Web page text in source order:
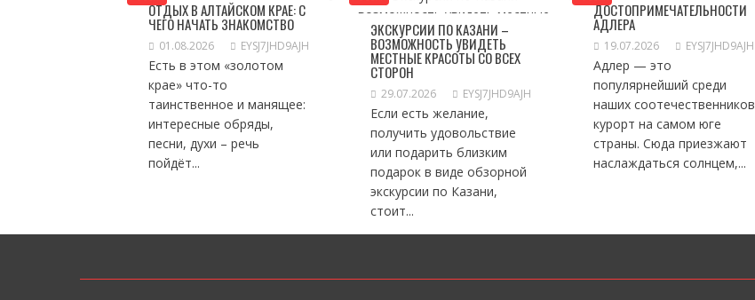
ОТДЫХ В АЛТАЙСКОМ КРАЕ: С
ЧЕГО НАЧАТЬ ЗНАКОМСТВО
01.08.2026 EYSJ7JHD9AJH
Есть в этом «золотом
крае» что-то
таинственное и манящее:
интересные обряды,
песни, духи – речь
пойдёт...
ЭКСКУРСИИ ПО КАЗАНИ –
ВОЗМОЖНОСТЬ УВИДЕТЬ
МЕСТНЫЕ КРАСОТЫ СО ВСЕХ
СТОРОН
29.07.2026 EYSJ7JHD9AJH
Если есть желание,
получить удовольствие
или подарить близким
подарок в виде обзорной
экскурсии по Казани,
стоит...
ДОСТОПРИМЕЧАТЕЛЬНОСТИ
АДЛЕРА
19.07.2026 EYSJ7JHD9AJH
Адлер — это
популярнейший среди
наших соотечественников
курорт на самом юге
страны. Сюда приезжают
наслаждаться солнцем,...